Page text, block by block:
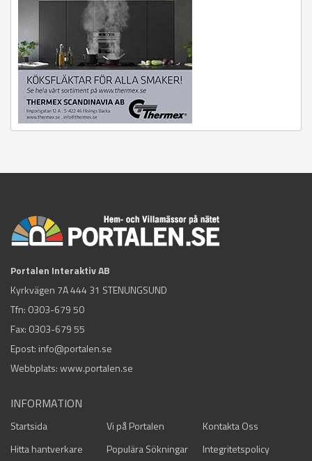
Portalen Interaktiv AB
Kyrkvägen 7A 444 31 STENUNGSUND
Tfn: 0303-679 50
Fax: 0303-679 55
Epost: info@portalen.se
Webbplats: www.portalen.se
INFORMATION
Startsida Vi på Portalen
Kontakta Oss
Hitta hantverkare
Populära Sökningar Integritetspolicy